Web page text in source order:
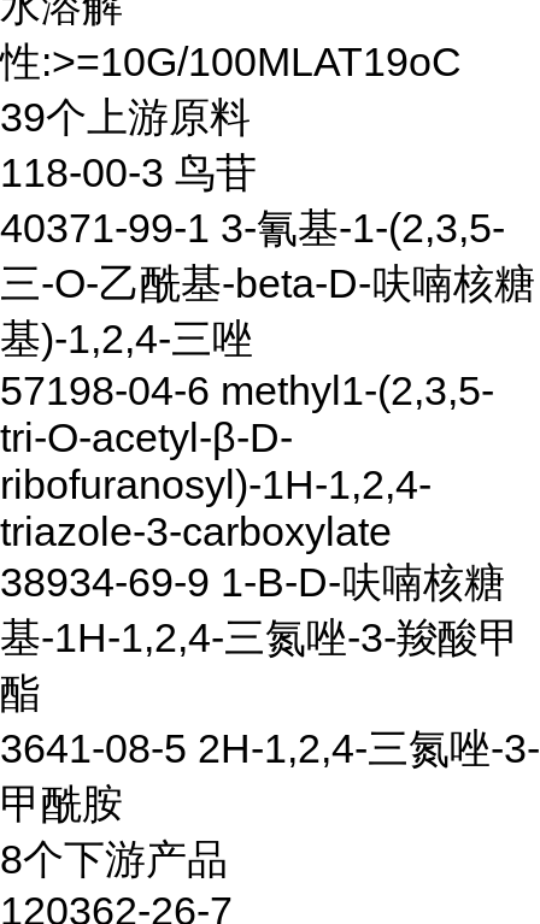
性:>=10G/100MLAT19oC
39个上游原料
118-00-3 鸟苷
40371-99-1 3-氰基-1-(2,3,5-
三-O-乙酰基-beta-D-呋喃核糖
基)-1,2,4-三唑
57198-04-6 methyl1-(2,3,5-
tri-O-acetyl-β-D-
ribofuranosyl)-1H-1,2,4-
triazole-3-carboxylate
38934-69-9 1-Β-D-呋喃核糖
基-1H-1,2,4-三氮唑-3-羧酸甲
酯
3641-08-5 2H-1,2,4-三氮唑-3-
甲酰胺
8个下游产品
120362-26-7